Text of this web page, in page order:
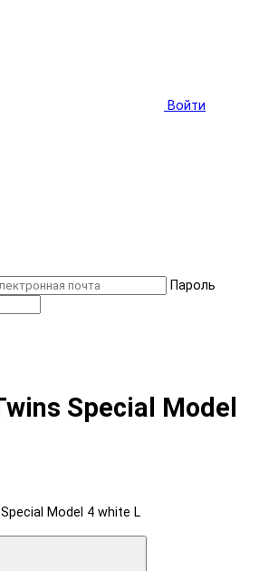
Войти
Пароль
Special Model
Model 4 white L